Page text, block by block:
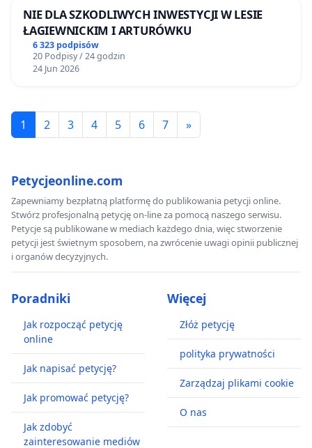
NIE DLA SZKODLIWYCH INWESTYCJI W LESIE
ŁAGIEWNICKIM I ARTURÓWKU
6 323 podpisów
20 Podpisy / 24 godzin
24 Jun 2026
1 2 3 4 5 6 7 »
Petycjeonline.com
Zapewniamy bezpłatną platformę do publikowania petycji online.
Stwórz profesjonalną petycję on-line za pomocą naszego serwisu.
Petycje są publikowane w mediach każdego dnia, więc stworzenie
petycji jest świetnym sposobem, na zwrócenie uwagi opinii publicznej
i organów decyzyjnych.
Poradniki
Jak rozpocząć petycję
online
Jak napisać petycję?
Jak promować petycję?
Jak zdobyć
zainteresowanie mediów
Więcej
Złóż petycję
polityka prywatności
Zarządzaj plikami cookie
O nas